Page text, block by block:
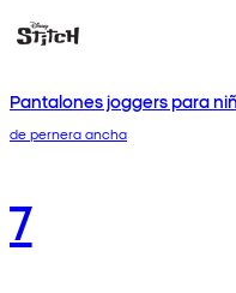
Pantalones joggers para
de pernera ancha
7